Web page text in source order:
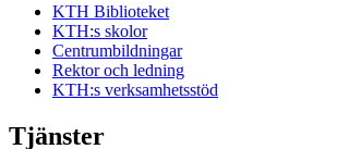
KTH Biblioteket
KTH:s skolor
Centrumbildningar
Rektor och ledning
KTH:s verksamhetsstöd
Tjänster